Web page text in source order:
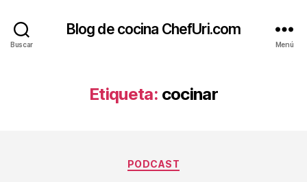
Buscar
Blog de cocina ChefUri.com
Menú
Etiqueta: cocinar
Categorías
PODCAST